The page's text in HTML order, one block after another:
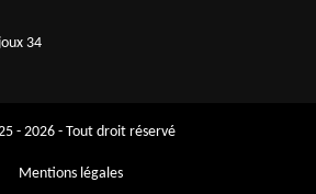
34
- 2026 - Tout droit réservé
Mentions légales